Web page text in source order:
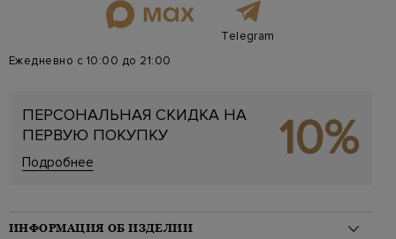
Telegram
Ежедневно с 10:00 до 21:00
ПЕРСОНАЛЬНАЯ СКИДКА НА
ПЕРВУЮ ПОКУПКУ
Подробнее 10%
ИНФОРМАЦИЯ ОБ ИЗДЕЛИИ